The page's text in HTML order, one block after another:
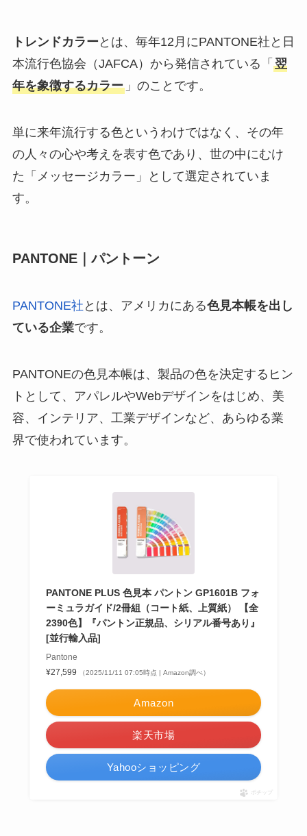
トレンドカラー とは、毎年12月にPANTONE社と日
本流行色協会（JAFCA）から発信されている「 翌
年を象徴するカラー」のことです。
単に来年流行する色というわけではなく、その年
の人々の心や考えを表す色であり、世の中にむけ
た「メッセージカラー」として選定されていま
す。
PANTONE｜パントーン
PANTONE社 とは、アメリカにある色見本帳を出し
ている企業です。
PANTONEの色見本帳は、製品の色を決定するヒン
トとして、アパレルやWebデザインをはじめ、美
容、インテリア、工業デザインなど、あらゆる業
界で使われています。
PANTONE PLUS 色見本 パントン GP1601B フォ
ーミュラガイド/2冊組（コート紙、上質紙） 【全
2390色】『パントン正規品、シリアル番号あり』
[並行輸入品]
Pantone
¥27,599
（2025/11/11 07:05時点 | Amazon調べ）
Amazon
楽天市場
Yahooショッピング
ポチップ